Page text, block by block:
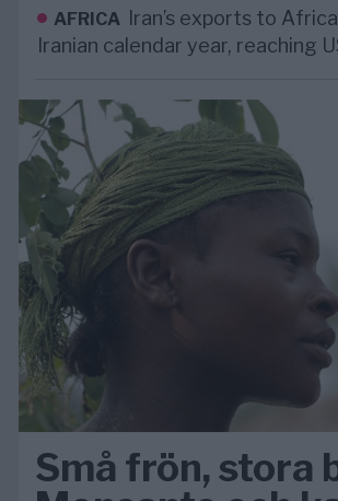
AFRICA
Iran’s exports to
Iranian calendar year, reaching
Små frön, stora